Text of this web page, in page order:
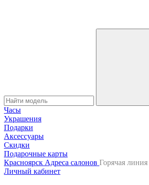
Часы
Украшения
Подарки
Аксессуары
Скидки
Подарочные карты
Красноярск Адреса салонов Горячая линия
Личный кабинет